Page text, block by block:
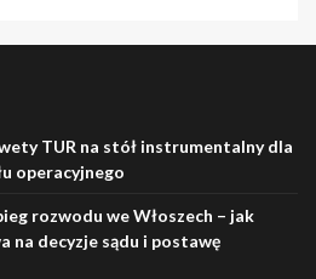
TUR na stół instrumentalny dla
operacyjnego
rozwodu we Włoszech – jak
na decyzje sądu i postawę